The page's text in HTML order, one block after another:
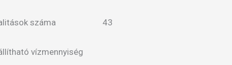
száma 43
vízmennyiség